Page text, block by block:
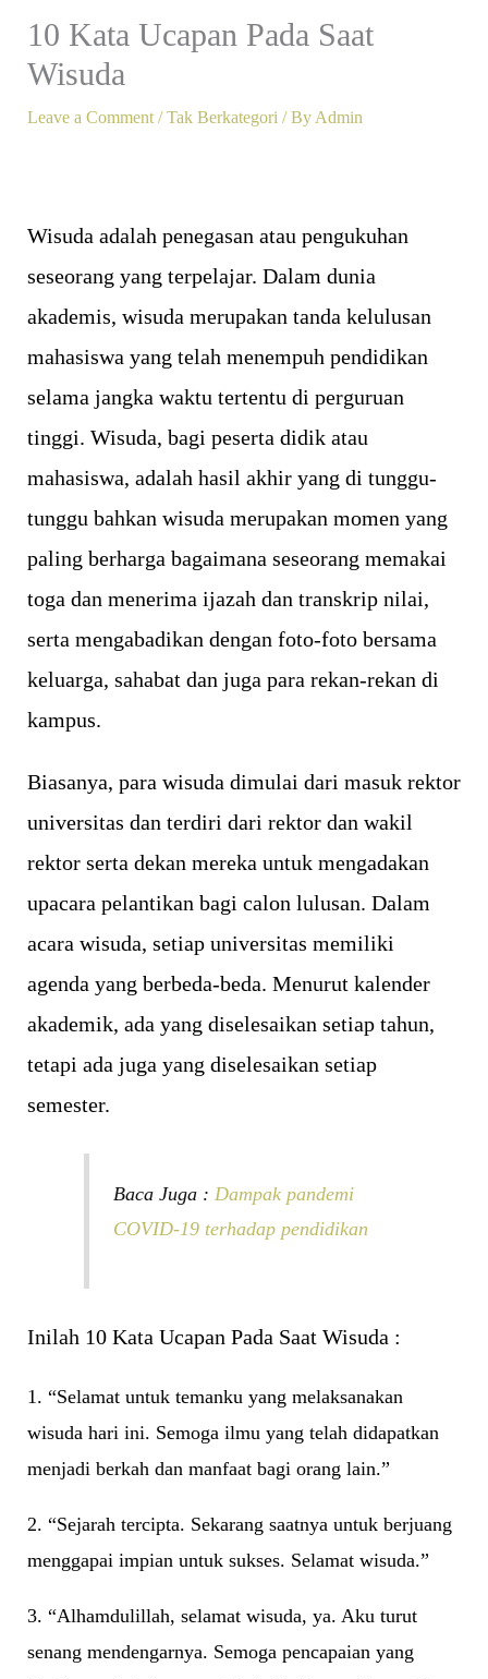
10 Kata Ucapan Pada Saat
Wisuda
Leave a Comment /Tak Berkategori / By Admin
Wisuda adalah penegasan atau pengukuhan
seseorang yang terpelajar. Dalam dunia
akademis, wisuda merupakan tanda kelulusan
mahasiswa yang telah menempuh pendidikan
selama jangka waktu tertentu di perguruan
tinggi. Wisuda, bagi peserta didik atau
mahasiswa, adalah hasil akhir yang di tunggu-
tunggu bahkan wisuda merupakan momen yang
paling berharga bagaimana seseorang memakai
toga dan menerima ijazah dan transkrip nilai,
serta mengabadikan dengan foto-foto bersama
keluarga, sahabat dan juga para rekan-rekan di
kampus.
Biasanya, para wisuda dimulai dari masuk rektor
universitas dan terdiri dari rektor dan wakil
rektor serta dekan mereka untuk mengadakan
upacara pelantikan bagi calon lulusan. Dalam
acara wisuda, setiap universitas memiliki
agenda yang berbeda-beda. Menurut kalender
akademik, ada yang diselesaikan setiap tahun,
tetapi ada juga yang diselesaikan setiap
semester.
Baca Juga : Dampak pandemi
COVID-19 terhadap pendidikan
Inilah 10 Kata Ucapan Pada Saat Wisuda :
1. “Selamat untuk temanku yang melaksanakan
wisuda hari ini. Semoga ilmu yang telah didapatkan
menjadi berkah dan manfaat bagi orang lain.”
2. “Sejarah tercipta. Sekarang saatnya untuk berjuang
menggapai impian untuk sukses. Selamat wisuda.”
3. “Alhamdulillah, selamat wisuda, ya. Aku turut
senang mendengarnya. Semoga pencapaian yang